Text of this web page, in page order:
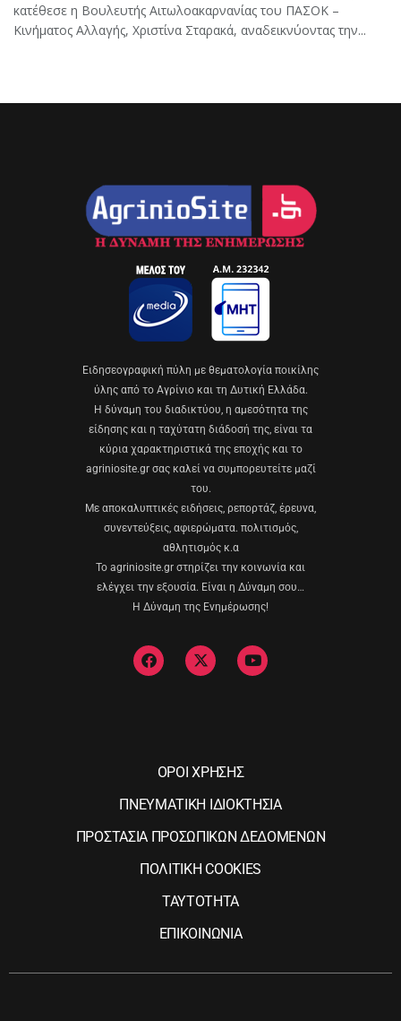
κατέθεσε η Βουλευτής Αιτωλοακαρνανίας του ΠΑΣΟΚ –
Κινήματος Αλλαγής, Χριστίνα Σταρακά, αναδεικνύοντας την...
Eιδησεογραφική πύλη με θεματολογία ποικίλης
ύλης από το Αγρίνιο και τη Δυτική Ελλάδα.
Η δύναμη του διαδικτύου, η αμεσότητα της
είδησης και η ταχύτατη διάδοσή της, είναι τα
κύρια χαρακτηριστικά της εποχής και το
agriniosite.gr σας καλεί να συμπορευτείτε μαζί
του.
Με αποκαλυπτικές ειδήσεις, ρεπορτάζ, έρευνα,
συνεντεύξεις, αφιερώματα. πολιτισμός,
αθλητισμός κ.α
Το agriniosite.gr στηρίζει την κοινωνία και
ελέγχει την εξουσία. Είναι η Δύναμη σου…
Η Δύναμη της Ενημέρωσης!
ΟΡΟΙ ΧΡΗΣΗΣ
ΠΝΕΥΜΑΤΙΚΗ ΙΔΙΟΚΤΗΣΙΑ
ΠΡΟΣΤΑΣΙΑ ΠΡΟΣΩΠΙΚΩΝ ΔΕΔΟΜΕΝΩΝ
ΠΟΛΙΤΙΚΗ COOKIES
ΤΑΥΤΟΤΗΤΑ
ΕΠΙΚΟΙΝΩΝΙΑ